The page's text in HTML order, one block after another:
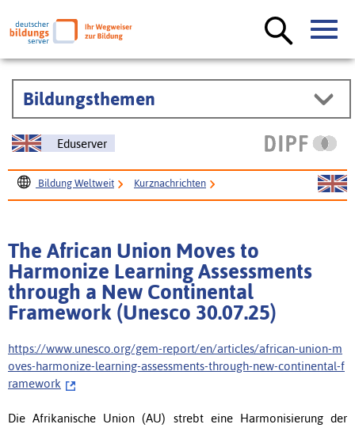
Bildungsthemen
Eduserver
Bildung Weltweit Kurznachrichten
(Unesco 30.07.25)
The African Union Moves to
Harmonize Learning Assessments
through a New Continental
Framework (Unesco 30.07.25)
https://www.unesco.org/gem-report/en/articles/african-union-m
oves-harmonize-learning-assessments-through-new-continental-f
ramework
Die Afrikanische Union (AU) strebt eine Harmonisierung der